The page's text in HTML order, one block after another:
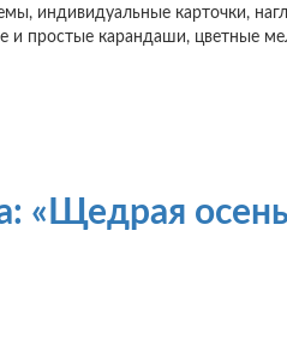
индивидуальные карточки,
и простые карандаши, цветные
«Щедрая